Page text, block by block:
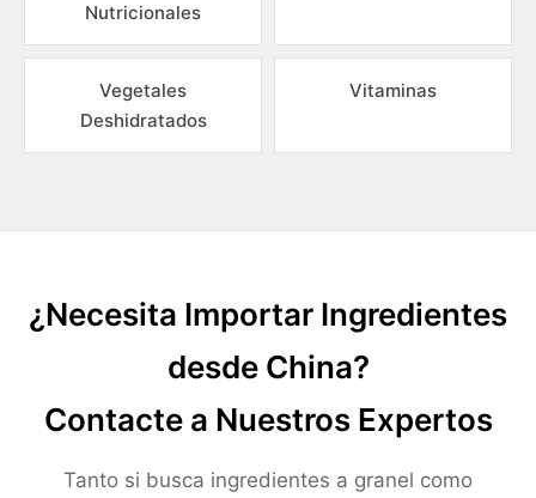
Nutricionales
Vegetales
Deshidratados
Vitaminas
¿Necesita Importar Ingredientes
desde China?
Contacte a Nuestros Expertos
Tanto si busca ingredientes a granel como